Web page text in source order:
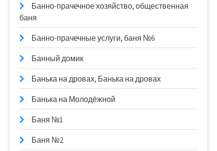
Банно-прачечное хозяйство, общественная
баня
Банно-прачечные услуги, баня №6
Банный домик
Банька на дровах, Банька на дровах
Банька на Молодёжной
Баня №1
Баня №2